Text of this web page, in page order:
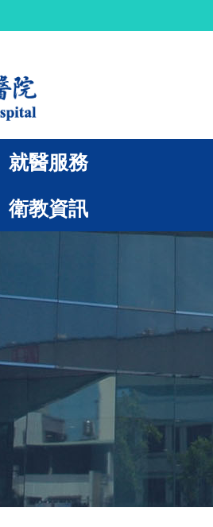
就醫服務
衛教資訊